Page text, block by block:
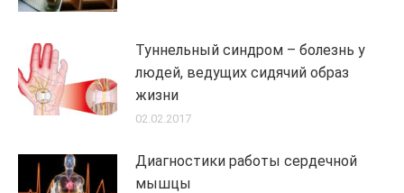
Туннельный синдром – болезнь у
людей, ведущих сидячий образ
жизни
02.02.2017
Диагностики работы сердечной
мышцы